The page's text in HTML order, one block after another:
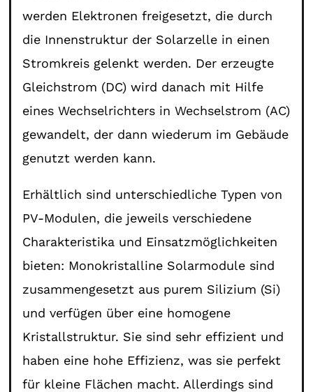
werden Elektronen freigesetzt, die durch
die Innenstruktur der Solarzelle in einen
Stromkreis gelenkt werden. Der erzeugte
Gleichstrom (DC) wird danach mit Hilfe
eines Wechselrichters in Wechselstrom (AC)
gewandelt, der dann wiederum im Gebäude
genutzt werden kann.
Erhältlich sind unterschiedliche Typen von
PV-Modulen, die jeweils verschiedene
Charakteristika und Einsatzmöglichkeiten
bieten: Monokristalline Solarmodule sind
zusammengesetzt aus purem Silizium (Si)
und verfügen über eine homogene
Kristallstruktur. Sie sind sehr effizient und
haben eine hohe Effizienz, was sie perfekt
für kleine Flächen macht. Allerdings sind